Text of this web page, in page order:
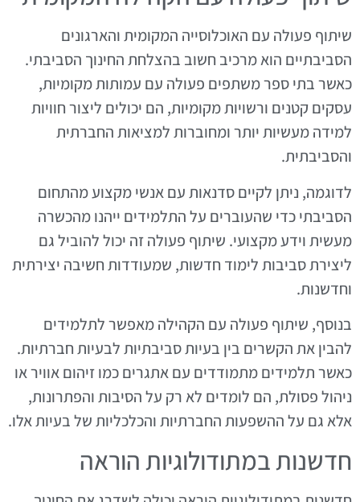
שיתוף פעולה עם האוכלוסייה המקומית והארגונים
הסביבתיים הוא מרכיב חשוב בהצלחת החינוך הסביבתי.
כאשר בתי ספר משתפים פעולה עם עמותות מקומיות,
עסקים קטנים ורשויות מקומיות, הם יכולים ליצור חוויות
למידה מעשיות יותר ומחוברות למציאות החברתית
והסביבתית.
לדוגמה, ניתן לקיים סדנאות עם אנשי מקצוע מהתחום
הסביבתי כדי שהעוברים על התלמידים ייהנו מהכשרה
מעשית וידע מקצועי. שיתוף פעולה זה יכול להוביל גם
ליצירת סביבות לימוד חדשות, שמעודדות חשיבה יצירתית
וחדשנות.
בנוסף, שיתוף פעולה עם הקהילה מאפשר לתלמידים
להבין את הקשרים בין בעיות סביבתיות לבעיות חברתיות.
כאשר תלמידים מתמודדים עם אתגרים כמו זיהום אוויר או
ניהול פסולת, הם לומדים לא רק על הסיבות והפתרונות,
אלא גם על ההשפעות החברתיות והכלכליות של בעיות אלו.
חדשנות במתודולוגיות הוראה